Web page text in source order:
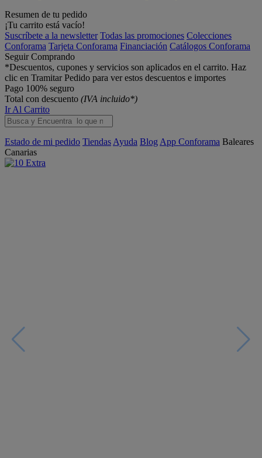
Resumen de tu pedido
¡Tu carrito está vacío!
Suscríbete a la newsletter Todas las promociones Colecciones
Conforama Tarjeta Conforama Financiación Catálogos Conforama
Seguir Comprando
*Descuentos, cupones y servicios son aplicados en el carrito. Haz
clic en Tramitar Pedido para ver estos descuentos e importes
Pago 100% seguro
Total con descuento (IVA incluido*)
Ir Al Carrito
Estado de mi pedido Tiendas Ayuda Blog App Conforama Baleares
Canarias